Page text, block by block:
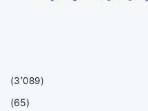
(3٬089)
(65)